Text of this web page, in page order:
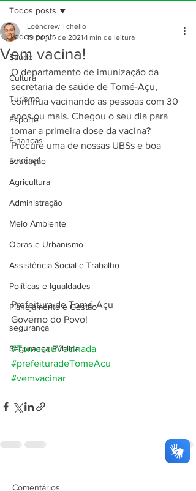
Todos posts
Saúde
Cultura
Turismo
Esporte
Finanças
Educação
Agricultura
Administração
Meio Ambiente
Obras e Urbanismo
Assistência Social e Trabalho
Políticas e Igualdades
Planejamento e Gestão
segurança
Segurança Pública
Todos posts
Vem vacina!
Loêndrew Tchello
19 de jul. de 2021 1 min de leitura
O departamento de imunização da
secretaria de saúde de Tomé-Açu,
continua vacinando as pessoas com 30
anos ou mais. Chegou o seu dia para
tomar a primeira dose da vacina?
Procure uma de nossas UBSs e boa
vacina!
Prefeitura de Tomé-Açu
Governo do Povo!
#TomeacuVacinada
#prefeituradeTomeAcu
#vemvacinar
Comentários